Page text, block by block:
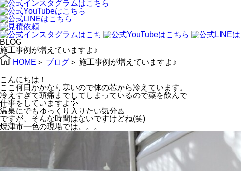
BLOG
施工事例が増えていますよ♪
HOME ＞ ブログ ＞ 施工事例が増えていますよ♪
こんにちは！
ここ何日かかなり寒いので体の芯から冷えています。
冷えすぎて頭痛までしてしまっているので薬を飲んで
仕事をしていますよ💦
温泉にでもゆっくり入りたい気分♨
ですが、そんな時間はないですけどね(笑)
焼津市一色の現場では。。。